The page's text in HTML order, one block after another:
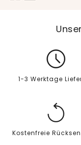
1-3 Werktage
Kostenfreie